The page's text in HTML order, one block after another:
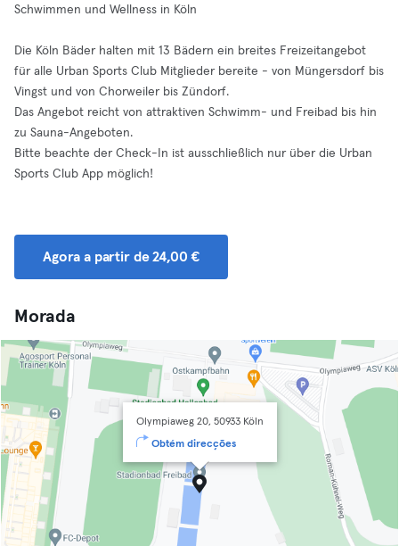
Schwimmen und Wellness in Köln
Die Köln Bäder halten mit 13 Bädern ein breites Freizeitangebot
für alle Urban Sports Club Mitglieder bereite - von Müngersdorf bis
Vingst und von Chorweiler bis Zündorf.
Das Angebot reicht von attraktiven Schwimm- und Freibad bis hin
zu Sauna-Angeboten.
Bitte beachte der Check-In ist ausschließlich nur über die Urban
Sports Club App möglich!
Agora a partir de 24,00 €
Morada
Olympiaweg 20, 50933 Köln
Obtém direcções